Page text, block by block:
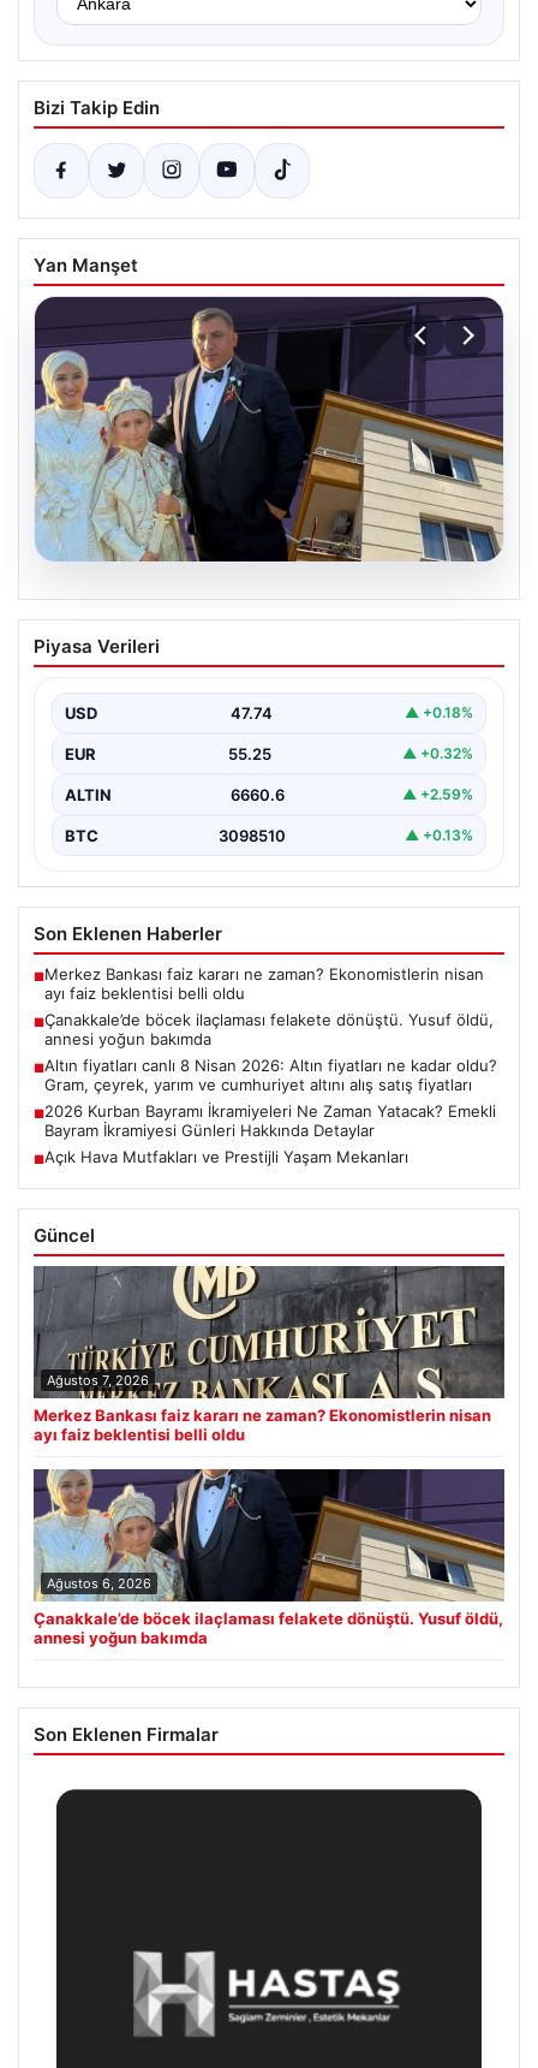
Bizi Takip Edin
Yan Manşet
Çanakkale’de böcek ilaçlaması felakete
dönüştü. Yusuf öldü, annesi yoğun
Piyasa Verileri
USD 47.74 ▲ +0.18%
EUR 55.25 ▲ +0.32%
ALTIN 6660.6 ▲ +2.59%
BTC 3098510 ▲ +0.13%
Son Eklenen Haberler
■Merkez Bankası faiz kararı ne zaman? Ekonomistlerin nisan
ayı faiz beklentisi belli oldu
■Çanakkale’de böcek ilaçlaması felakete dönüştü. Yusuf öldü,
annesi yoğun bakımda
■Altın fiyatları canlı 8 Nisan 2026: Altın fiyatları ne kadar oldu?
Gram, çeyrek, yarım ve cumhuriyet altını alış satış fiyatları
■2026 Kurban Bayramı İkramiyeleri Ne Zaman Yatacak? Emekli
Bayram İkramiyesi Günleri Hakkında Detaylar
■Açık Hava Mutfakları ve Prestijli Yaşam Mekanları
Güncel
Ağustos 7, 2026
Merkez Bankası faiz kararı ne zaman? Ekonomistlerin nisan
ayı faiz beklentisi belli oldu
Ağustos 6, 2026
Çanakkale’de böcek ilaçlaması felakete dönüştü. Yusuf öldü,
annesi yoğun bakımda
Son Eklenen Firmalar